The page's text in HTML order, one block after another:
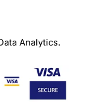
Analytics.